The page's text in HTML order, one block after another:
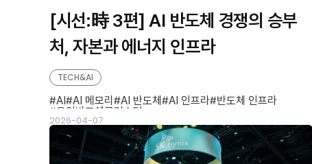
[시선:時 3편] AI 반도체 경쟁의 승부
처, 자본과 에너지 인프라
2026-04-07
TECH&AI
AI AI 메모리 AI 반도체 AI 인프라 반도체 인프라
용인반도체클러스터